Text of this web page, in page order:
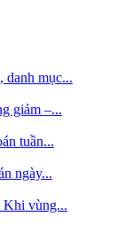
danh mục...
giảm –...
tuần...
ngày...
Khi vùng...